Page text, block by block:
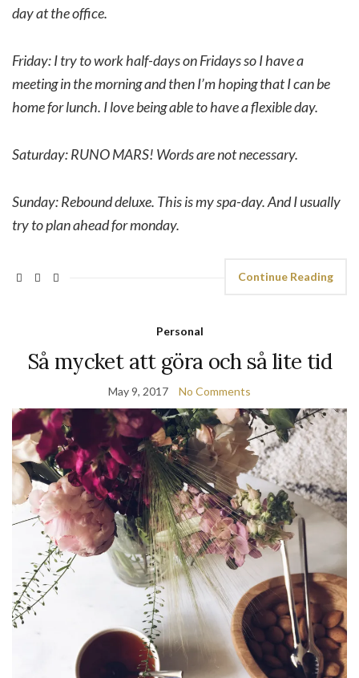
day at the office.
Friday: I try to work half-days on Fridays so I have a
meeting in the morning and then I’m hoping that I can be
home for lunch. I love being able to have a flexible day.
Saturday: RUNO MARS! Words are not necessary.
Sunday: Rebound deluxe. This is my spa-day. And I usually
try to plan ahead for monday.
Continue Reading
Personal
Så mycket att göra och så lite tid
May 9, 2017 No Comments